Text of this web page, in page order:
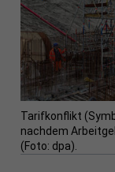
Tarifkonflikt
nachdem
(Foto: dpa).